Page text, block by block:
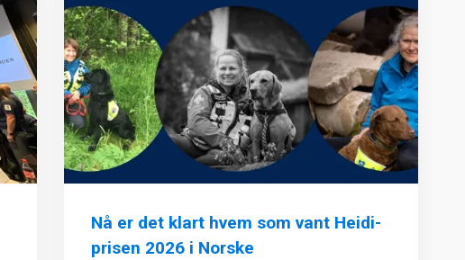
Nå er det klart hvem som vant Heidi-
prisen 2026 i Norske